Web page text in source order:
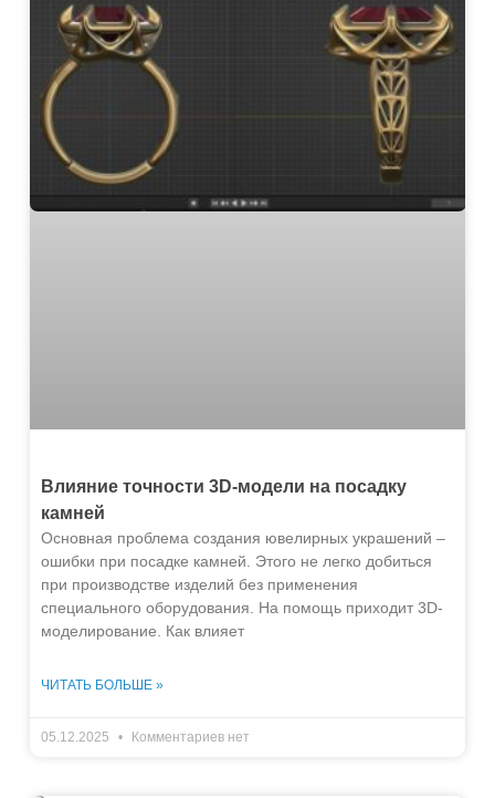
Влияние точности 3D-модели на посадку
камней
Основная проблема создания ювелирных украшений –
ошибки при посадке камней. Этого не легко добиться
при производстве изделий без применения
специального оборудования. На помощь приходит 3D-
моделирование. Как влияет
ЧИТАТЬ БОЛЬШЕ »
05.12.2025 Комментариев нет